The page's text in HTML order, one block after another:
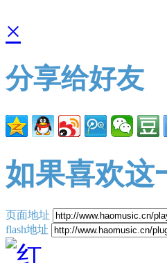
×
分享给好友
如果喜欢这
页面地址
flash地址